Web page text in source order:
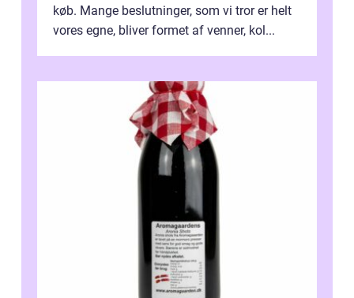
køb. Mange beslutninger, som vi tror er helt
vores egne, bliver formet af venner, kol...